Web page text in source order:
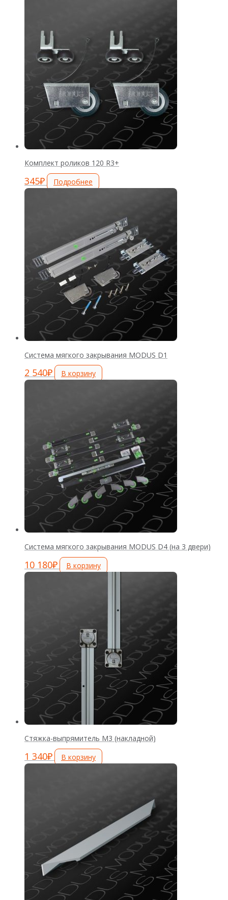
Комплект роликов 120 R3+
345₽ Подробнее
Система мягкого закрывания MODUS D1
2 540₽ В корзину
Система мягкого закрывания MODUS D4 (на 3 двери)
10 180₽ В корзину
Стяжка-выпрямитель М3 (накладной)
1 340₽ В корзину